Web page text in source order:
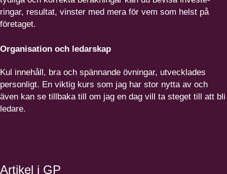
ringar, resultat, vinster med mera för vem som helst på
företaget.
Organi­sation och ledarskap
Kul innehåll, bra och spännande övningar, utvecklades
personligt. En viktig kurs som jag har stor nytta av och
även kan se tillbaka till om jag en dag vill ta steget till att bli
ledare.
Artikel i GP